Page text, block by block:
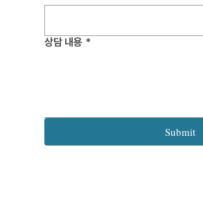
[해외 특허] 미국 특허출원,
상담 내용 *
Submit